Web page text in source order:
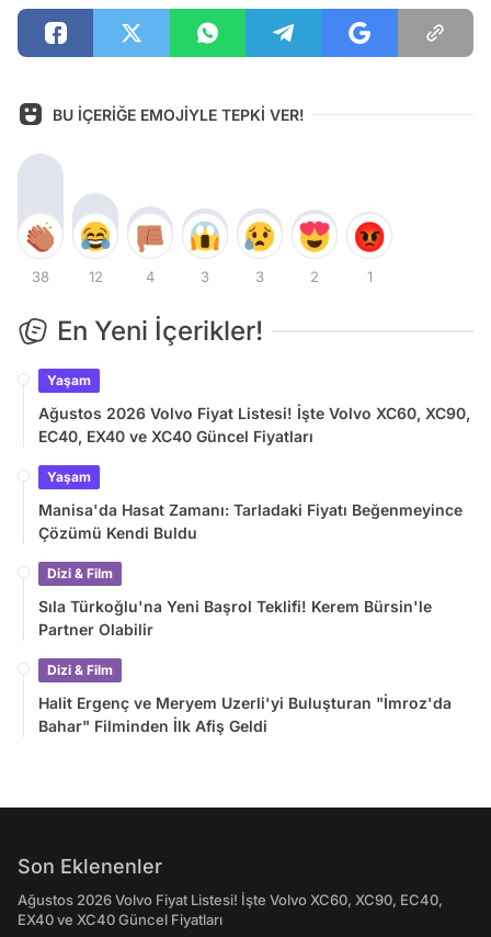
BU İÇERİĞE EMOJİYLE TEPKİ VER!
38 12 4 3 3 2 1
En Yeni İçerikler!
Yaşam
Ağustos 2026 Volvo Fiyat Listesi! İşte Volvo XC60, XC90,
EC40, EX40 ve XC40 Güncel Fiyatları
Yaşam
Manisa'da Hasat Zamanı: Tarladaki Fiyatı Beğenmeyince
Çözümü Kendi Buldu
Dizi & Film
Sıla Türkoğlu'na Yeni Başrol Teklifi! Kerem Bürsin'le
Partner Olabilir
Dizi & Film
Halit Ergenç ve Meryem Uzerli'yi Buluşturan "İmroz'da
Bahar" Filminden İlk Afiş Geldi
Son Eklenenler
Ağustos 2026 Volvo Fiyat Listesi! İşte Volvo XC60, XC90, EC40,
EX40 ve XC40 Güncel Fiyatları